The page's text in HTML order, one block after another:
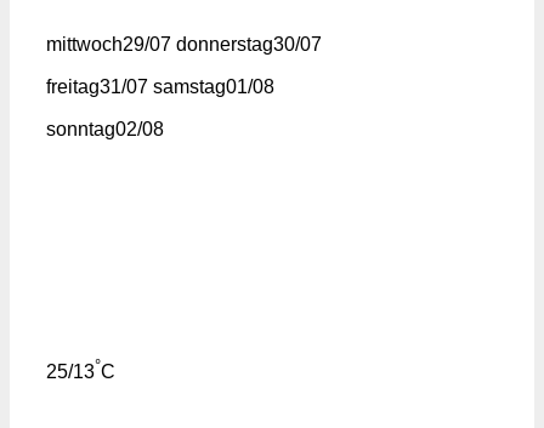
mittwoch29/07 donnerstag30/07
freitag31/07 samstag01/08
sonntag02/08
25/13°C